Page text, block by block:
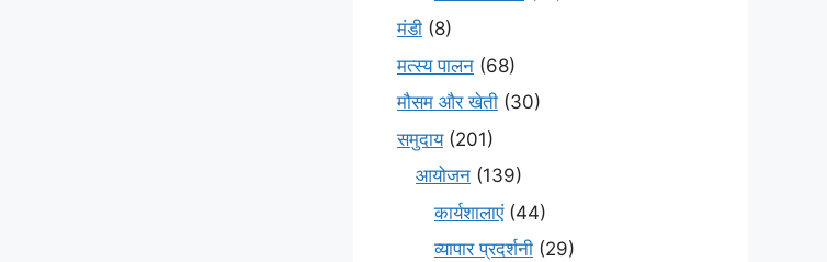
मंडी (8)
मत्स्य पालन (68)
मौसम और खेती (30)
समुदाय(201)
आयोजन (139)
कार्यशालाएं(44)
व्यापार प्रदर्शनी (29)